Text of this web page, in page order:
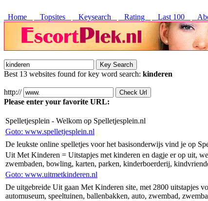
Home Topsites Keysearch Rating Last 100
Best 13 websites found for key word search: kinderen
http://
Please enter your favorite URL:
Spelletjesplein - Welkom op Spelletjesplein.nl
Goto: www.spelletjesplein.nl
De leukste online spelletjes voor het basisonderwijs vind je op
Uit Met Kinderen = Uitstapjes met kinderen en dagje er op uit,
zwembaden, bowling, karten, parken, kinderboerderij,
Goto: www.uitmetkinderen.nl
De uitgebreide Uit gaan Met Kinderen site, met 2800 uitstapjes
automuseum, speeltuinen, ballenbakken, auto, zwembad,